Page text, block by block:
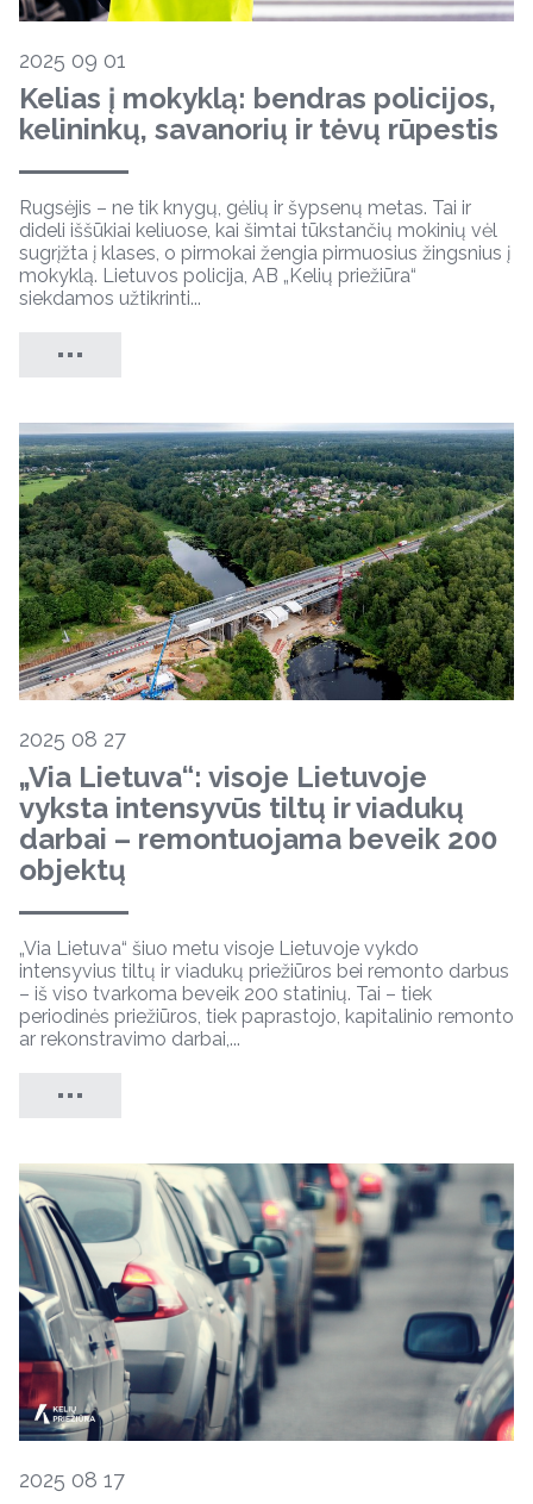
2025 09 01
Kelias į mokyklą: bendras policijos,
kelininkų, savanorių ir tėvų rūpestis
Rugsėjis – ne tik knygų, gėlių ir šypsenų metas. Tai ir
dideli iššūkiai keliuose, kai šimtai tūkstančių mokinių vėl
sugrįžta į klases, o pirmokai žengia pirmuosius žingsnius į
mokyklą. Lietuvos policija, AB „Kelių priežiūra“
siekdamos užtikrinti...
2025 08 27
„Via Lietuva“: visoje Lietuvoje
vyksta intensyvūs tiltų ir viadukų
darbai – remontuojama beveik 200
objektų
„Via Lietuva“ šiuo metu visoje Lietuvoje vykdo
intensyvius tiltų ir viadukų priežiūros bei remonto darbus
– iš viso tvarkoma beveik 200 statinių. Tai – tiek
periodinės priežiūros, tiek paprastojo, kapitalinio remonto
ar rekonstravimo darbai,...
2025 08 17